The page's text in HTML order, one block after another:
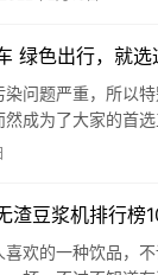
绿色出行，就选
问题严重，所以特
成为了大家的首
家列出性价比高的
式电动自行车
渣豆浆机排行榜
欢的一种饮品，不